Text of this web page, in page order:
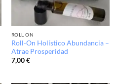
ROLL ON
Roll-On Holístico Abundancia –
Atrae Prosperidad
7,00€